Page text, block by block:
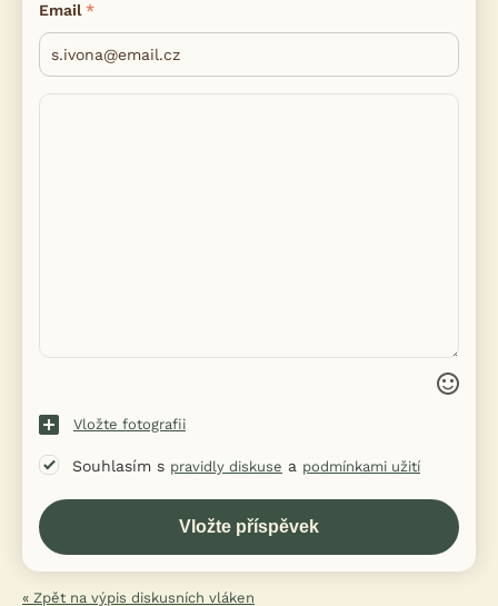
Email
Vložte fotografii
Souhlasím s pravidly diskuse a podmínkami užití
« Zpět na výpis diskusních vláken